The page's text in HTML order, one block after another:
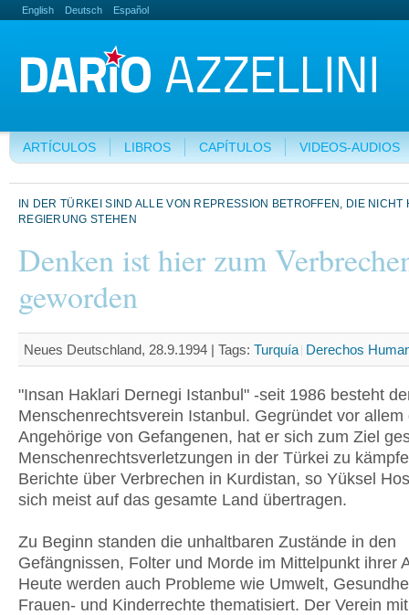
English Deutsch Español
ARTÍCULOS LIBROS CAPÍTULOS VIDEOS-AUDIOS
IN DER TÜRKEI SIND ALLE VON REPRESSION BETROFFEN, DIE NICHT
REGIERUNG STEHEN
Denken ist hier zum
geworden
Neues Deutschland, 28.9.1994 | Tags: Turquía Derechos
"Insan Haklari Dernegi Istanbul" -seit 1986 besteht
Menschenrechtsverein Istanbul. Gegründet vor allem
Angehörige von Gefangenen, hat er sich zum Ziel
Menschenrechtsverletzungen in der Türkei zu
Berichte über Verbrechen in Kurdistan, so Yüksel
sich meist auf das gesamte Land übertragen.
Zu Beginn standen die unhaltbaren Zustände in den
Gefängnissen, Folter und Morde im Mittelpunkt ihrer
Heute werden auch Probleme wie Umwelt,
Frauen- und Kinderrechte thematisiert. Der Verein